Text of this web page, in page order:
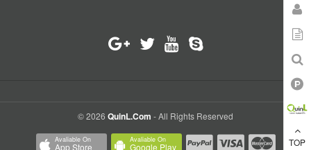
© 2026 QuinL.com - All Rights Reserved
Avaliable On
App Store
Avaliable On
Google Play TOP